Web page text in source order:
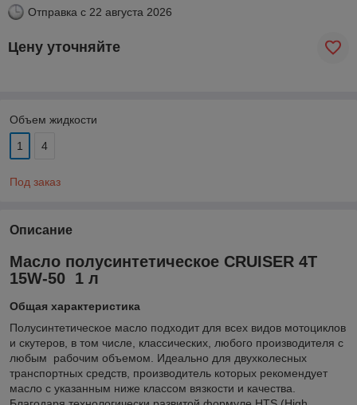
Отправка с 22 августа 2026
Цену уточняйте
Объем жидкости
1 4
Под заказ
Описание
Масло полусинтетическое CRUISER 4T
15W-50 1 л
Общая характеристика
Полусинтетическое масло подходит для всех видов мотоциклов
и скутеров, в том числе, классических, любого производителя с
любым рабочим объемом. Идеально для двухколесных
транспортных средств, производитель которых рекомендует
масло с указанным ниже классом вязкости и качества.